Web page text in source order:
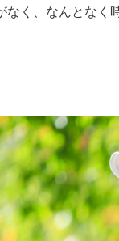
なく、なんとな